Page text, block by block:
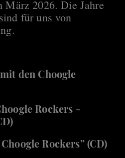
2026. Die Jahre
für uns von
den Choogle
Rockers -
Rockers” (CD)